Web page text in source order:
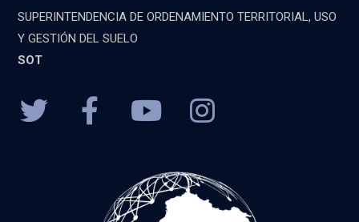
SUPERINTENDENCIA DE ORDENAMIENTO TERRITORIAL, USO
Y GESTIÓN DEL SUELO
SOT